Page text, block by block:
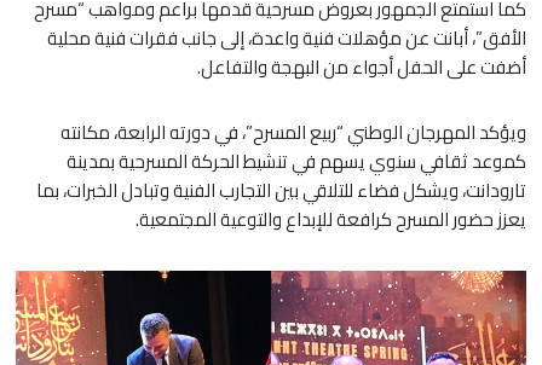
كما استمتع الجمهور بعروض مسرحية قدمها براعم ومواهب “مسرح
الأفق”، أبانت عن مؤهلات فنية واعدة، إلى جانب فقرات فنية محلية
أضفت على الحفل أجواء من البهجة والتفاعل.
ويؤكد المهرجان الوطني “ربيع المسرح”، في دورته الرابعة، مكانته
كموعد ثقافي سنوي يسهم في تنشيط الحركة المسرحية بمدينة
تارودانت، ويشكل فضاء للتلاقي بين التجارب الفنية وتبادل الخبرات، بما
يعزز حضور المسرح كرافعة للإبداع والتوعية المجتمعية.